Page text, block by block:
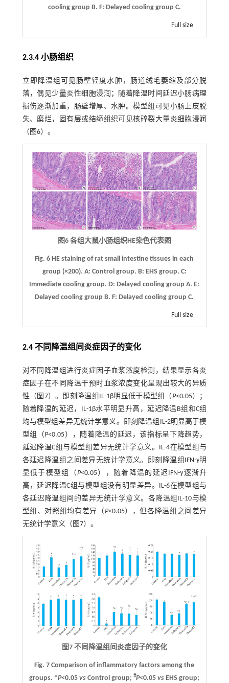
cooling group B. F: Delayed cooling group C.
Full size
2.3.4 小肠组织
立即降温组可见肠壁轻度水肿，肠道绒毛萎缩及部分脱
落，偶见少量炎性细胞浸润；随着降温时间延迟小肠病理
损伤逐渐加重，肠壁增厚、水肿。模型组可见小肠上皮脱
失、糜烂，固有层或结缔组织可见核碎裂大量炎细胞浸润
（ 图6）。
图6 各组大鼠小肠组织HE染色代表图
Fig. 6 HE staining of rat small intestine tissues in each
group (×200). A: Control group. B: EHS group. C:
Immediate cooling group.D: Delayed cooling group A.E:
Delayed cooling group B.F: Delayed cooling group C.
Full size
2.4 不同降温组间炎症因子的变化
对不同降温组进行炎症因子血浆浓度检测，结果显示各炎
症因子在不同降温干预时血浆浓度变化呈现出较大的异质
性（ 图7）。即刻降温组IL-1β明显低于模型组（P<0.05）；
随着降温的延迟，IL-1β水平明显升高，延迟降温B组和C组
均与模型组差异无统计学意义。即刻降温组IL-2明显高于模
型组（P<0.05），随着降温的延迟，该指标呈下降趋势，
延迟降温C组与模型组差异无统计学意义。IL-4在模型组与
各延迟降温组之间差异无统计学意义。即刻降温组IFN-γ明
显低于模型组（P<0.05），随着降温的延迟IFN-γ逐渐升
高，延迟降温C组与模型组没有明显差异。IL-6在模型组与
各延迟降温组间的差异无统计学意义。各降温组IL-10与模
型组、对照组均有差异（P<0.05），但各降温组之间差异
无统计学意义（ 图7）。
图7 不同降温组间炎症因子的变化
Fig. 7 Comparison of inflammatory factors among the
groups. *P<0.05vs Control group;#P<0.05vs EHS group;